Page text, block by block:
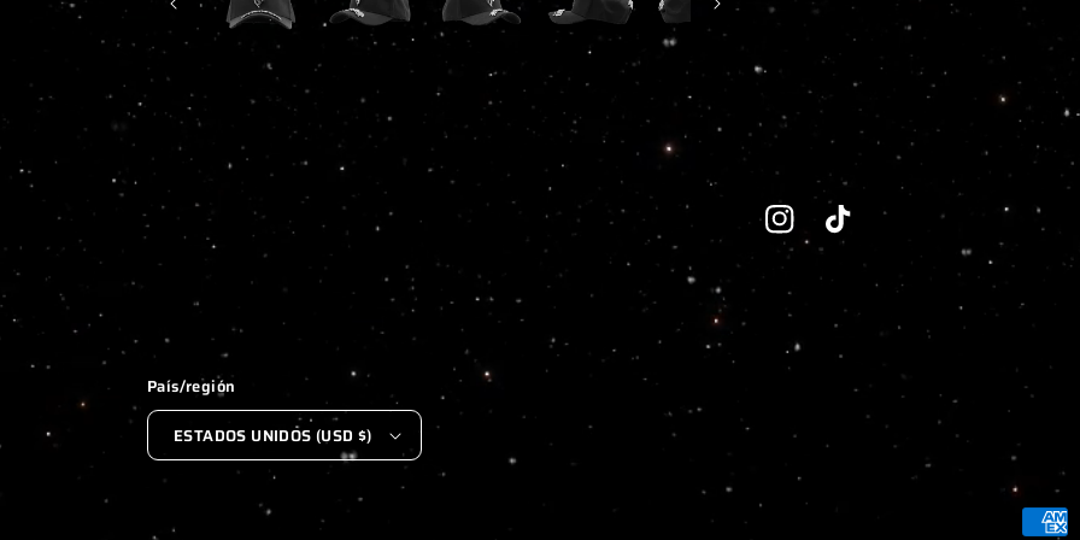
UNA
VENTANA
MODAL
InstagramTikTok
País/región
ESTADOS UNIDOS (USD $)